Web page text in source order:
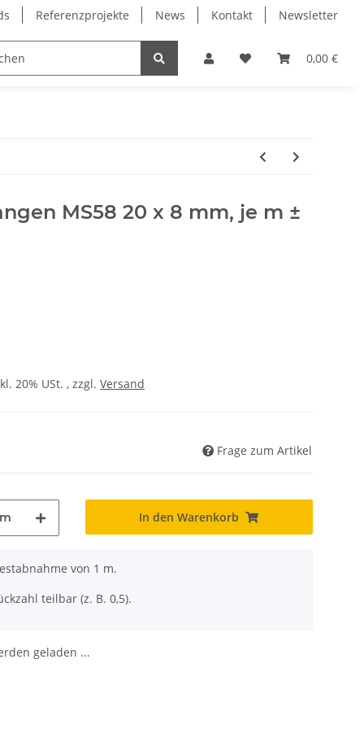
Referenzprojekte News Kontakt Newsletter
0,00 €
Lagertechnik Lineartechnik
MS58 20 x 8 mm, je m ±
20% USt. , zzgl. Versand
Frage zum Artikel
In den Warenkorb
von 1 m.
teilbar (z. B. 0,5).
geladen ...